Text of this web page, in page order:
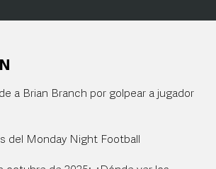
a Brian Branch por golpear a jugador
del Monday Night Football